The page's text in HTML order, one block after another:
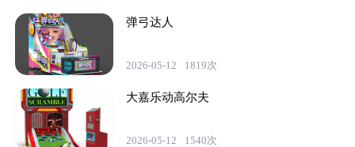
弹弓达人
2026-05-12 1819次
大嘉乐动高尔夫
2026-05-12 1540次